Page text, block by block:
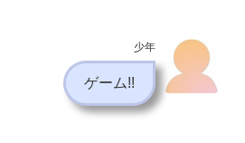
少年
ゲーム!!